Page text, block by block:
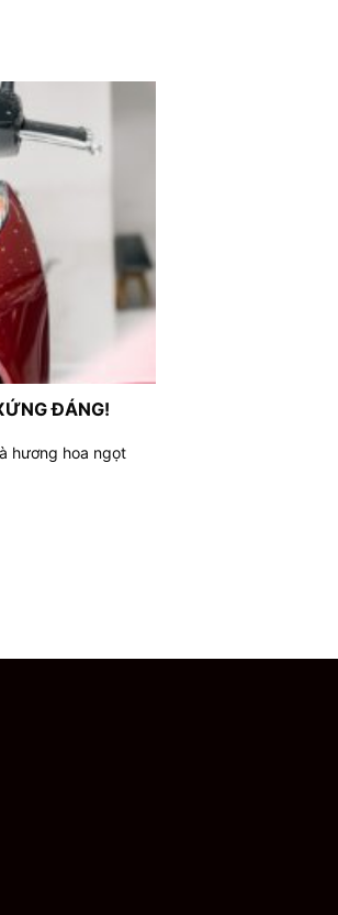
ĐÁNG!
hương hoa ngọt